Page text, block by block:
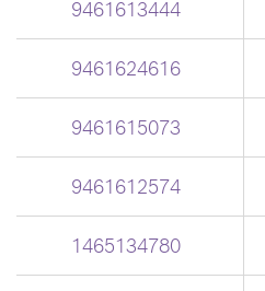
9461613444
9461624616
9461615073
9461612574
1465134780